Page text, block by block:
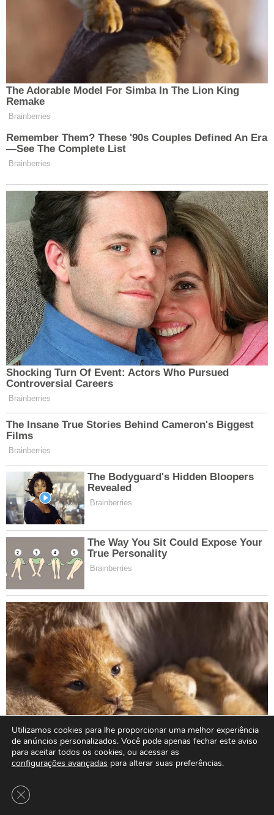
Utilizamos cookies para lhe proporcionar uma melhor experiência
de anúncios personalizados. Você pode apenas fechar este aviso
para aceitar todos os cookies, ou acessar as
configurações avançadas para alterar suas preferências.
Close GDPR Cookie Banner